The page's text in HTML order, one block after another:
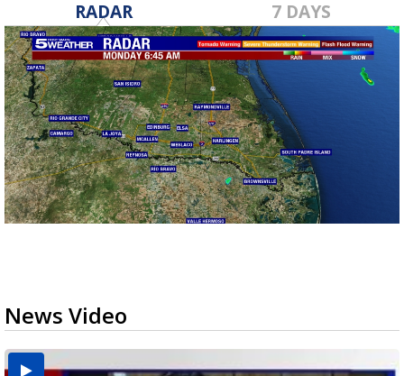
RADAR 7 DAYS
News Video